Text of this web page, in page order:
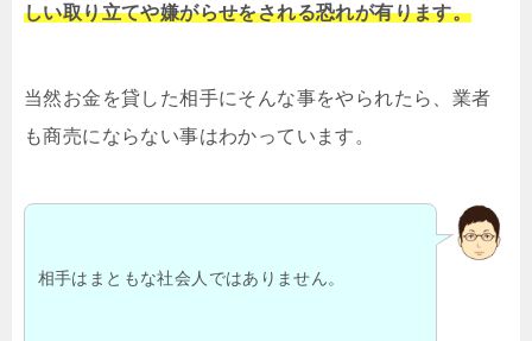
しい取り立てや嫌がらせをされる恐れが有ります。
当然お金を貸した相手にそんな事をやられたら、業者
も商売にならない事はわかっています。
相手はまともな社会人ではありません。